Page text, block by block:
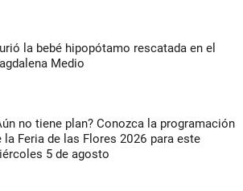
la bebé hipopótamo rescatada en el
Medio
no tiene plan? Conozca la programación
la Feria de las Flores 2026 para este
5 de agosto